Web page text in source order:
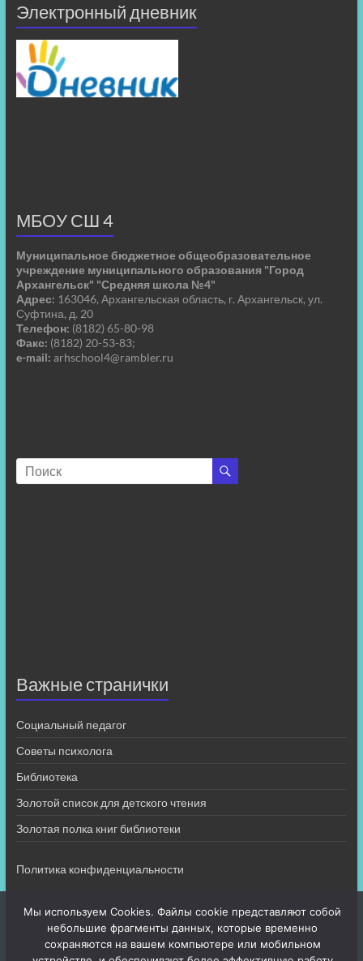
Электронный дневник
МБОУ СШ 4
Муниципальное бюджетное общеобразовательное
учреждение муниципального образования "Город
Архангельск" "Средняя школа №4"
Адрес: 163046, Архангельская область, г. Архангельск, ул.
Суфтина, д. 20
Телефон: (8182) 65-80-98
Факс: (8182) 20-53-83;
e-mail: arhschool4@rambler.ru
Важные странички
Социальный педагог
Советы психолога
Библиотека
Золотой список для детского чтения
Золотая полка книг библиотеки
Политика конфиденциальности
Мы используем Cookies. Файлы cookie представляют собой
небольшие фрагменты данных, которые временно
сохраняются на вашем компьютере или мобильном